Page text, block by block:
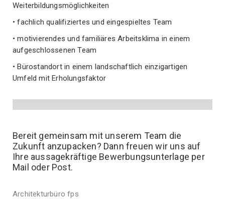
Weiterbildungsmöglichkeiten
• fachlich qualifiziertes und eingespieltes Team
• motivierendes und familiäres Arbeitsklima in einem
aufgeschlossenen Team
• Bürostandort in einem landschaftlich einzigartigen
Umfeld mit Erholungsfaktor
Bereit gemeinsam mit unserem Team die
Zukunft anzupacken? Dann freuen wir uns auf
Ihre aussagekräftige Bewerbungsunterlage per
Mail oder Post.
Architekturbüro fps